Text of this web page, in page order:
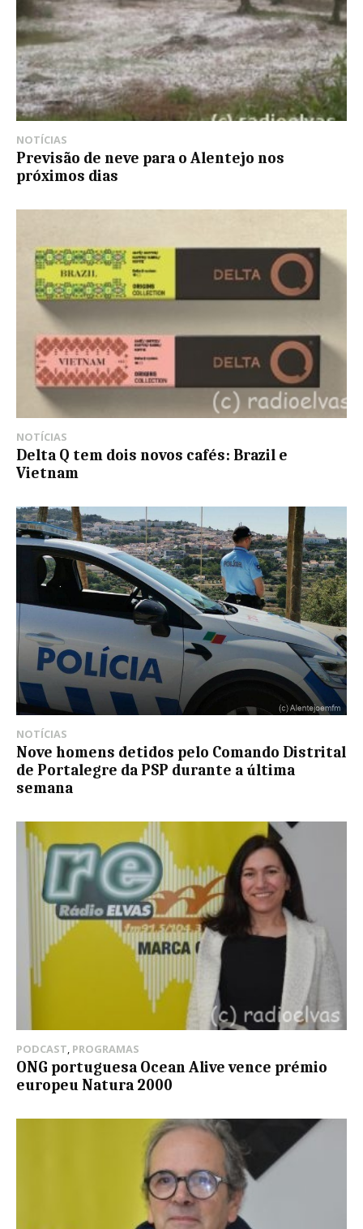
NOTÍCIAS
Previsão de neve para o Alentejo nos
próximos dias
NOTÍCIAS
Delta Q tem dois novos cafés: Brazil e
Vietnam
NOTÍCIAS
Nove homens detidos pelo Comando Distrital
de Portalegre da PSP durante a última
semana
PODCAST, PROGRAMAS
ONG portuguesa Ocean Alive vence prémio
europeu Natura 2000